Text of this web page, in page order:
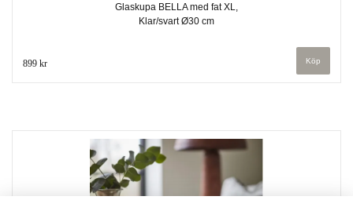
Glaskupa BELLA med fat XL,
Klar/svart Ø30 cm
899 kr